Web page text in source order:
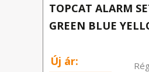
TOPCAT ALARM
GREEN BLUE
Új ár: